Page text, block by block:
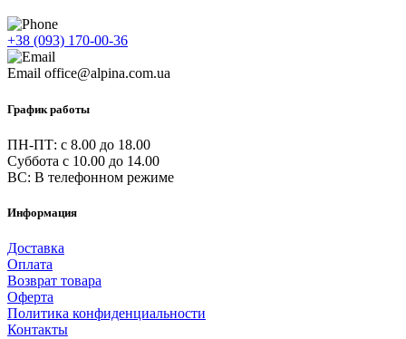
+38 (093) 170-00-36
Email office@alpina.com.ua
График работы
ПН-ПТ: c 8.00 до 18.00
Суббота с 10.00 до 14.00
ВС: В телефонном режиме
Информация
Доставка
Оплата
Возврат товара
Оферта
Политика конфиденциальности
Контакты